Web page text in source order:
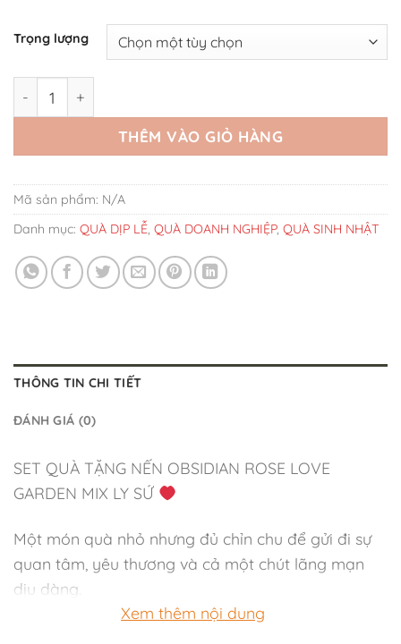
Trọng lượng
THÊM VÀO GIỎ HÀNG
Mã sản phẩm: N/A
Danh mục: QUÀ DỊP LỄ, QUÀ DOANH NGHIỆP, QUÀ SINH NHẬT
THÔNG TIN CHI TIẾT
ĐÁNH GIÁ (0)
SET QUÀ TẶNG NẾN OBSIDIAN ROSE LOVE
GARDEN MIX LY SỨ
Một món quà nhỏ nhưng đủ chỉn chu để gửi đi sự
quan tâm, yêu thương và cả một chút lãng mạn
dịu dàng.
Xem thêm nội dung